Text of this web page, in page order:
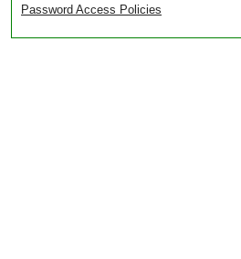
Password Access Policies